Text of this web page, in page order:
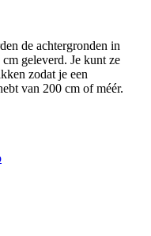
de achtergronden in
geleverd. Je kunt ze
zodat je een
van 200 cm of méér.